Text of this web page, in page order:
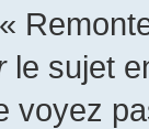
le sujet
voyez